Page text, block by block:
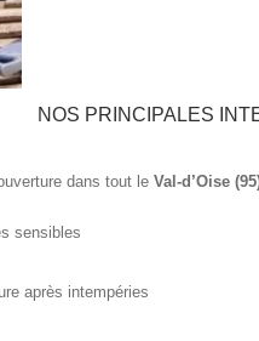
NOS PRINCIPALES
dans tout le Val-d’Oise
sensibles
après intempéries